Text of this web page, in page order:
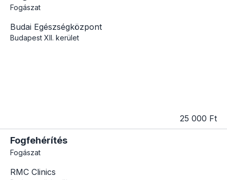
Fogászat
Budai Egészségközpont
Budapest XII. kerület
25 000 Ft
Fogfehérítés
Fogászat
RMC Clinics